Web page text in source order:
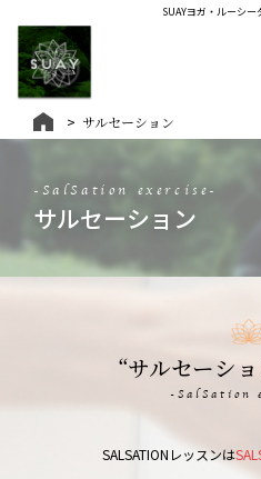
SUAYヨガ・ルーシ
サルセーション
-SalSation exercise-
サルセーション
“サルセーシ
-SalSation
SALSATIONレッスンは